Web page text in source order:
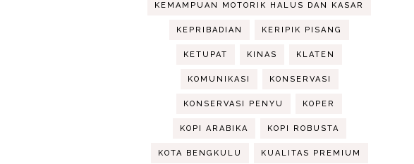
KEMAMPUAN MOTORIK HALUS DAN KASAR
KEPRIBADIAN KERIPIK PISANG
KETUPAT KINAS KLATEN
KOMUNIKASI KONSERVASI
KONSERVASI PENYU KOPER
KOPI ARABIKA KOPI ROBUSTA
KOTA BENGKULU KUALITAS PREMIUM